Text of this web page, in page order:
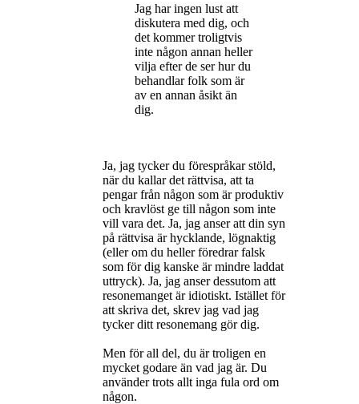
Jag har ingen lust att
diskutera med dig, och
det kommer troligtvis
inte någon annan heller
vilja efter de ser hur du
behandlar folk som är
av en annan åsikt än
dig.
Ja, jag tycker du förespråkar stöld,
när du kallar det rättvisa, att ta
pengar från någon som är produktiv
och kravlöst ge till någon som inte
vill vara det. Ja, jag anser att din syn
på rättvisa är hycklande, lögnaktig
(eller om du heller föredrar falsk
som för dig kanske är mindre laddat
uttryck). Ja, jag anser dessutom att
resonemanget är idiotiskt. Istället för
att skriva det, skrev jag vad jag
tycker ditt resonemang gör dig.
Men för all del, du är troligen en
mycket godare än vad jag är. Du
använder trots allt inga fula ord om
någon.